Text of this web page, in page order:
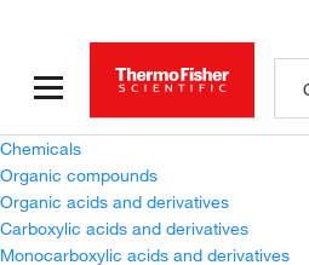
Chemicals
Organic compounds
Organic acids and derivatives
Carboxylic acids and derivatives
Monocarboxylic acids and derivatives